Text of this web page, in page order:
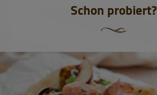
Schon probiert?